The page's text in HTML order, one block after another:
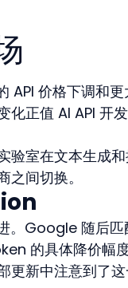
价格下调和更
化正值 AI API 开
验室在文本生成
间切换。
。Google 随后匹
的具体降价幅度
更新中注意到了